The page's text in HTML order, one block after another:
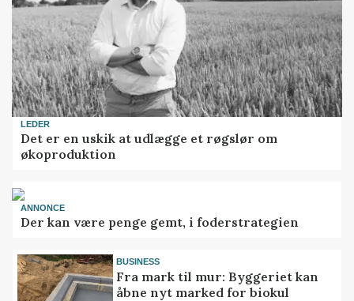
LEDER
Det er en uskik at udlægge et røgslør om
økoproduktion
ANNONCE
Der kan være penge gemt, i foderstrategien
BUSINESS
Fra mark til mur: Byggeriet kan
åbne nyt marked for biokul